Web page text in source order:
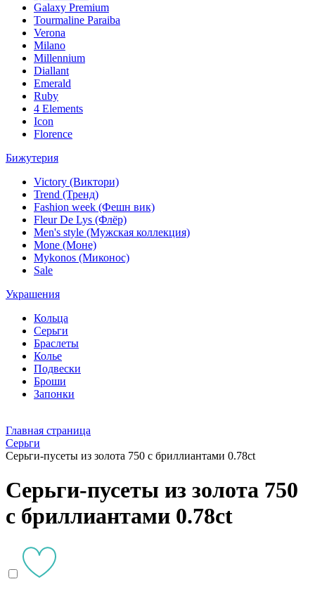
Galaxy Premium
Tourmaline Paraiba
Verona
Milano
Millennium
Diallant
Emerald
Ruby
4 Elements
Icon
Florence
Бижутерия
Victory (Виктори)
Trend (Тренд)
Fashion week (Фешн вик)
Fleur De Lys (Флёр)
Men's style (Мужская коллекция)
Mone (Моне)
Mykonos (Миконос)
Sale
Украшения
Кольца
Серьги
Браслеты
Колье
Подвески
Броши
Запонки
Главная страница
Серьги
Серьги-пусеты из золота 750 с бриллиантами 0.78ct
Серьги-пусеты из золота 750
с бриллиантами 0.78ct